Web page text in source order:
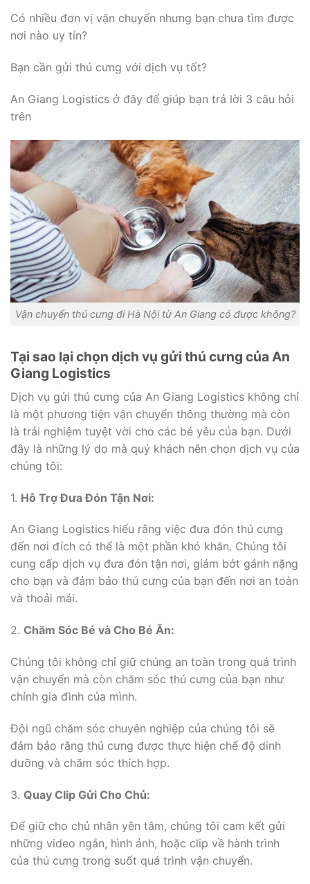
Có nhiều đơn vị vận chuyển nhưng bạn chưa tìm được
nơi nào uy tín?
Bạn cần gửi thú cưng với dịch vụ tốt?
An Giang Logistics ở đây để giúp bạn trả lời 3 câu hỏi
trên
Vận chuyển thú cưng đi Hà Nội từ An Giang có được không?
Tại sao lại chọn dịch vụ gửi thú cưng của An
Giang Logistics
Dịch vụ gửi thú cưng của An Giang Logistics không chỉ
là một phương tiện vận chuyển thông thường mà còn
là trải nghiệm tuyệt vời cho các bé yêu của bạn. Dưới
đây là những lý do mà quý khách nên chọn dịch vụ của
chúng tôi:
1. Hỗ Trợ Đưa Đón Tận Nơi:
An Giang Logistics hiểu rằng việc đưa đón thú cưng
đến nơi đích có thể là một phần khó khăn. Chúng tôi
cung cấp dịch vụ đưa đón tận nơi, giảm bớt gánh nặng
cho bạn và đảm bảo thú cưng của bạn đến nơi an toàn
và thoải mái.
2. Chăm Sóc Bé và Cho Bé Ăn:
Chúng tôi không chỉ giữ chúng an toàn trong quá trình
vận chuyển mà còn chăm sóc thú cưng của bạn như
chính gia đình của mình.
Đội ngũ chăm sóc chuyên nghiệp của chúng tôi sẽ
đảm bảo rằng thú cưng được thực hiện chế độ dinh
dưỡng và chăm sóc thích hợp.
3. Quay Clip Gửi Cho Chủ:
Để giữ cho chủ nhân yên tâm, chúng tôi cam kết gửi
những video ngắn, hình ảnh, hoặc clip về hành trình
của thú cưng trong suốt quá trình vận chuyển.